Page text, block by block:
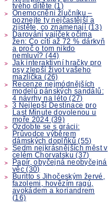
tvého dítěte (1)
Onemocnění žlučníku –
poznejte ty nejčastější a
zjistěte, co znamenají (13)
Darování vajíček očima
žen: Co cítí až 72 % dárkyň
a proč o tom nikdo
nemluví? (44)
Jak interaktivní hračky pro
psy zlepší život vašeho
mazlíčka (26)
Recenze nejmódnějších
modelů pánských sandálů:
4 návrhy na léto (27)
3 Nejlepší Destinace pro
Last Minute dovolenou u
moře 2024 (39)
Ozdobte se s grácii:
Průvodce výběrem
dámských doplňků (55)
Sedm nejkrásnějších měst v
celém Chorvatsku (37)
Papír, obyčejná neobyčejná
věc (30)
Buritto s Jihočeským žervé,
fazolemi, hovězím ragú,
avokádem a koriandrem
(16)